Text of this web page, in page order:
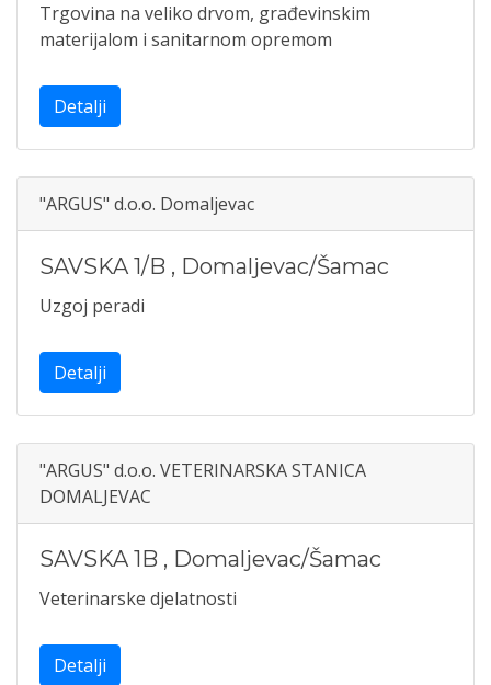
Trgovina na veliko drvom, građevinskim
materijalom i sanitarnom opremom
Detalji
"ARGUS" d.o.o. Domaljevac
SAVSKA 1/B , Domaljevac/Šamac
Uzgoj peradi
Detalji
"ARGUS" d.o.o. VETERINARSKA STANICA
DOMALJEVAC
SAVSKA 1B , Domaljevac/Šamac
Veterinarske djelatnosti
Detalji